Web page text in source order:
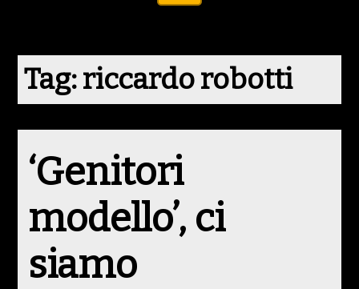
Tag:riccardo robotti
‘Genitori
modello’, ci
siamo